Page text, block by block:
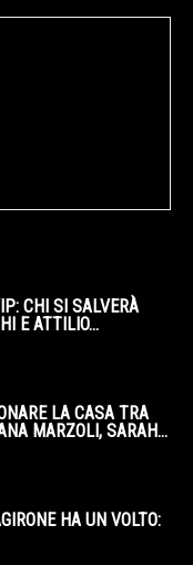
CHI SI SALVERÀ
E ATTILIO...
LA CASA TRA
MARZOLI, SARAH...
HA UN VOLTO: